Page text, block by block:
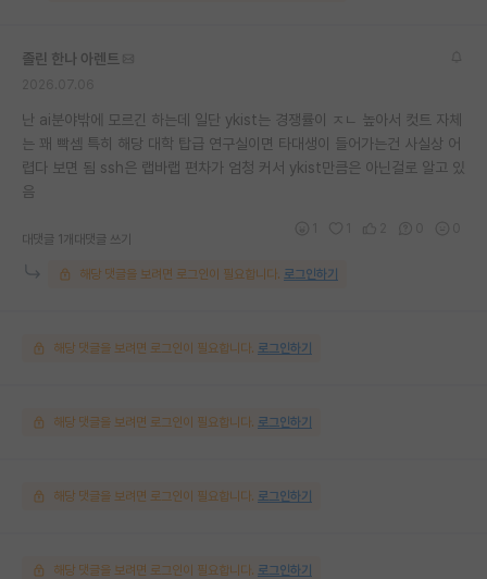
졸린 한나 아렌트
난 ai분야밖에 모르긴 하는데 일단 ykist는 경쟁률이 ㅈㄴ 높아서 컷트 자체
는 꽤 빡셈 특히 해당 대학 탑급 연구실이면 타대생이 들어가는건 사실상 어
렵다 보면 됨 ssh은 랩바랩 편차가 엄청 커서 ykist만큼은 아닌걸로 알고 있
음
대댓글 1개 대댓글 쓰기
해당 댓글을 보려면 로그인이 필요합니다. 로그인하기
해당 댓글을 보려면 로그인이 필요합니다. 로그인하기
해당 댓글을 보려면 로그인이 필요합니다. 로그인하기
해당 댓글을 보려면 로그인이 필요합니다. 로그인하기
해당 댓글을 보려면 로그인이 필요합니다. 로그인하기